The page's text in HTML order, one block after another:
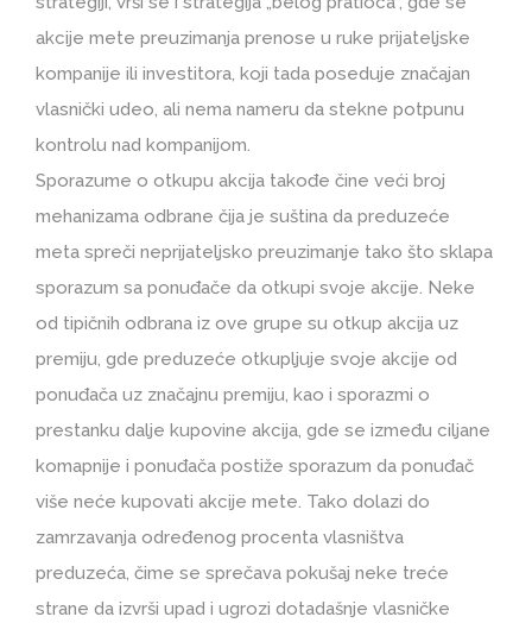
akcije mete preuzimanja prenose u ruke prijateljske
kompanije ili investitora, koji tada poseduje značajan
vlasnički udeo, ali nema nameru da stekne potpunu
kontrolu nad kompanijom.
Sporazume o otkupu akcija takođe čine veći broj
mehanizama odbrane čija je suština da preduzeće
meta spreči neprijateljsko preuzimanje tako što sklapa
sporazum sa ponuđače da otkupi svoje akcije. Neke
od tipičnih odbrana iz ove grupe su otkup akcija uz
premiju, gde preduzeće otkupljuje svoje akcije od
ponuđača uz značajnu premiju, kao i sporazmi o
prestanku dalje kupovine akcija, gde se između ciljane
komapnije i ponuđača postiže sporazum da ponuđač
više neće kupovati akcije mete. Tako dolazi do
zamrzavanja određenog procenta vlasništva
preduzeća, čime se sprečava pokušaj neke treće
strane da izvrši upad i ugrozi dotadašnje vlasničke